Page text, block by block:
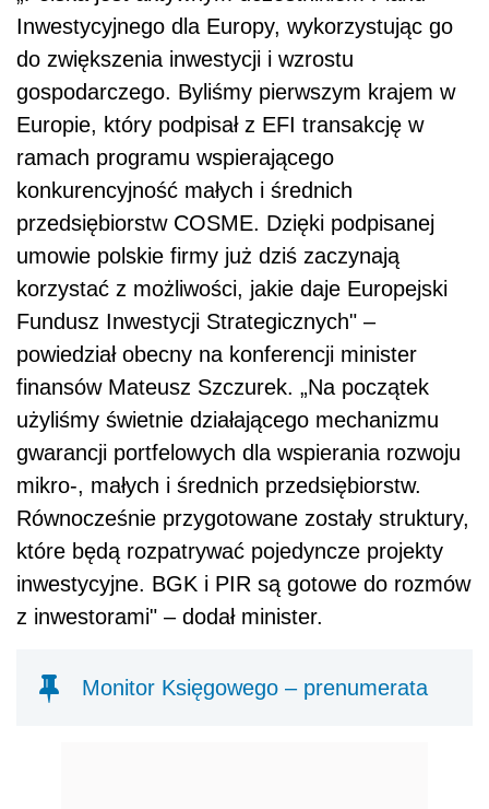
Inwestycyjnego dla Europy, wykorzystując go
do zwiększenia inwestycji i wzrostu
gospodarczego. Byliśmy pierwszym krajem w
Europie, który podpisał z EFI transakcję w
ramach programu wspierającego
konkurencyjność małych i średnich
przedsiębiorstw COSME. Dzięki podpisanej
umowie polskie firmy już dziś zaczynają
korzystać z możliwości, jakie daje Europejski
Fundusz Inwestycji Strategicznych" –
powiedział obecny na konferencji minister
finansów Mateusz Szczurek. „Na początek
użyliśmy świetnie działającego mechanizmu
gwarancji portfelowych dla wspierania rozwoju
mikro-, małych i średnich przedsiębiorstw.
Równocześnie przygotowane zostały struktury,
które będą rozpatrywać pojedyncze projekty
inwestycyjne. BGK i PIR są gotowe do rozmów
z inwestorami" – dodał minister.
Monitor Księgowego – prenumerata